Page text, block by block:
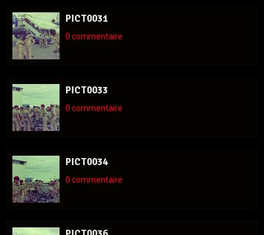
PICT0031
0 commentaire
PICT0033
0 commentaire
PICT0034
0 commentaire